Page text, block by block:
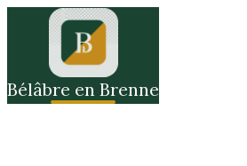
Bélâbre en Brenne